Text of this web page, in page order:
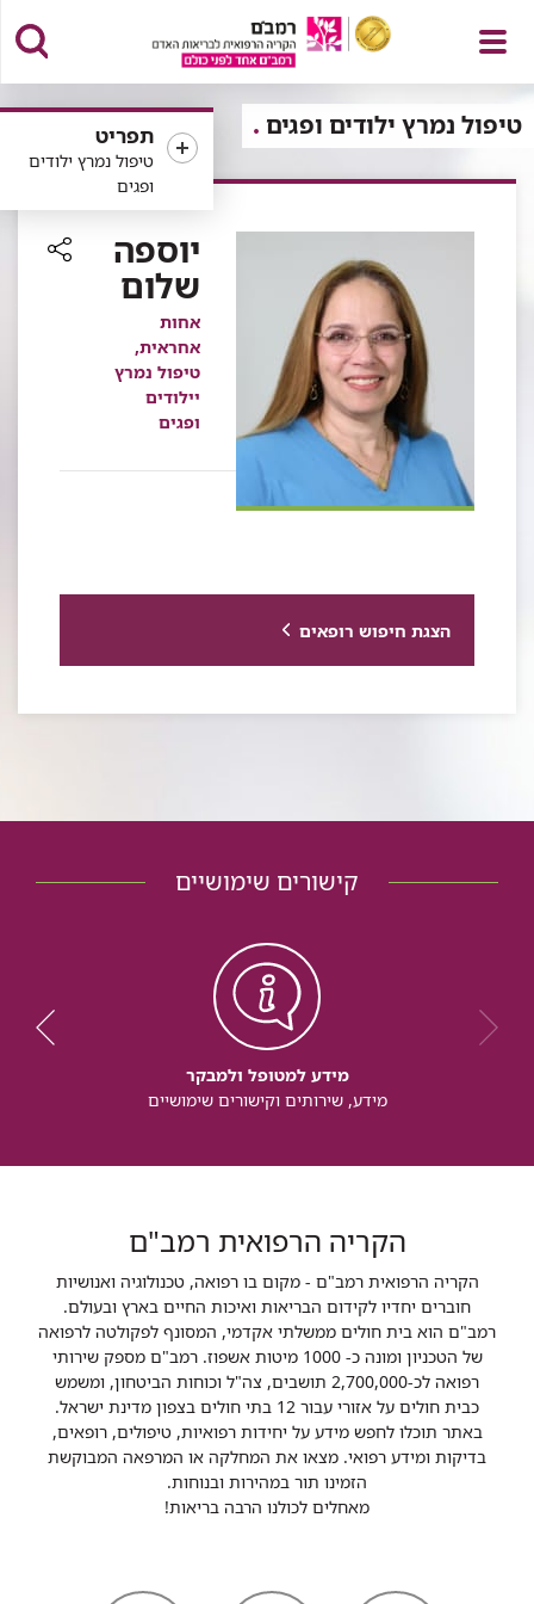
פתח
תפריט
תפריט
טיפול נמרץ ילודים
ופגים
טיפול נמרץ ילודים ופגים
יוספה
שלום
אחות
אחראית,
טיפול נמרץ
יילודים
ופגים
הצגת חיפוש רופאים
קישורים שימושיים
מידע למטופל ולמבקר
מידע, שירותים וקישורים שימושיים
הקריה הרפואית רמב"ם
הקריה הרפואית רמב"ם - מקום בו רפואה, טכנולוגיה ואנושיות
חוברים יחדיו לקידום הבריאות ואיכות החיים בארץ ובעולם.
רמב"ם הוא בית חולים ממשלתי אקדמי, המסונף לפקולטה לרפואה
של הטכניון ומונה כ- 1000 מיטות אשפוז. רמב"ם מספק שירותי
רפואה לכ-2,700,000 תושבים, צה"ל וכוחות הביטחון, ומשמש
כבית חולים על אזורי עבור 12 בתי חולים בצפון מדינת ישראל.
באתר תוכלו לחפש מידע על יחידות רפואיות, טיפולים, רופאים,
בדיקות ומידע רפואי. מצאו את המחלקה או המרפאה המבוקשת
הזמינו תור במהירות ובנוחות.
מאחלים לכולנו הרבה בריאות!